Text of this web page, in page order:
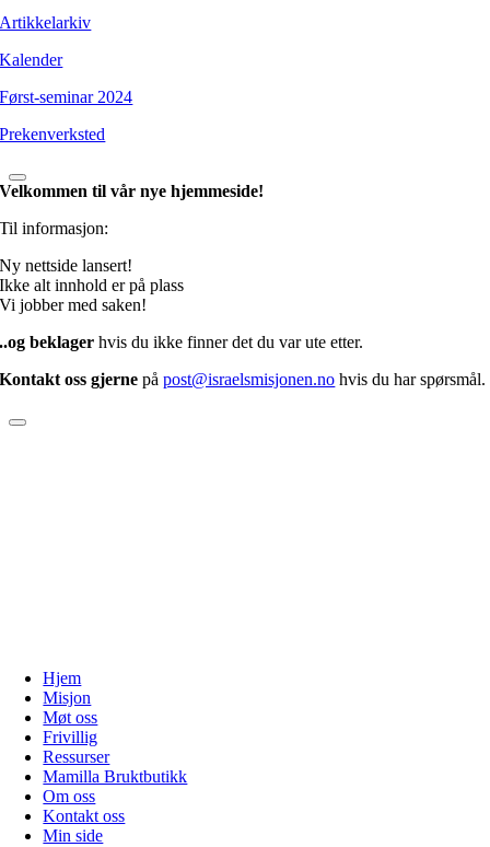
Artikkelarkiv
Kalender
Først-seminar 2024
Prekenverksted
Velkommen til vår nye hjemmeside!
Til informasjon:
Ny nettside lansert!
Ikke alt innhold er på plass
Vi jobber med saken!
..og beklager hvis du ikke finner det du var ute etter.
Kontakt oss gjerne påpost@israelsmisjonen.no hvis du har spørsmål.
Hjem
Misjon
Møt oss
Frivillig
Ressurser
Mamilla Bruktbutikk
Om oss
Kontakt oss
Min side